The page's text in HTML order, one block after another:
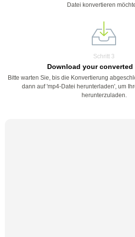
Datei konvertieren
Schritt 3
Download your converted
Bitte warten Sie, bis die Konvertierung
dann auf 'mp4-Datei herunterladen', um
herunterzuladen.